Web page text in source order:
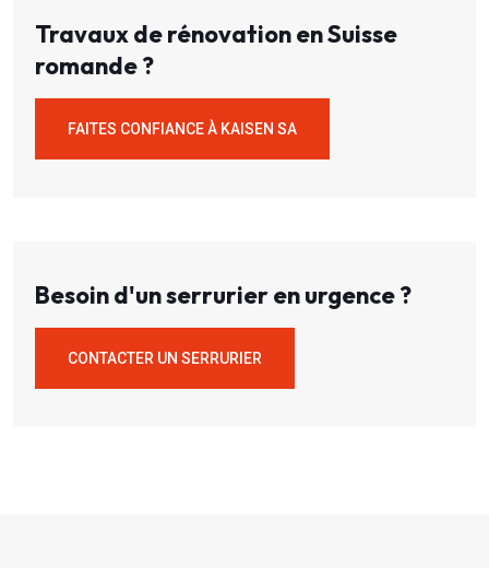
Travaux de rénovation en Suisse
romande ?
FAITES CONFIANCE À KAISEN SA
Besoin d'un serrurier en urgence ?
CONTACTER UN SERRURIER